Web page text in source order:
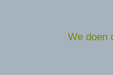
We doen